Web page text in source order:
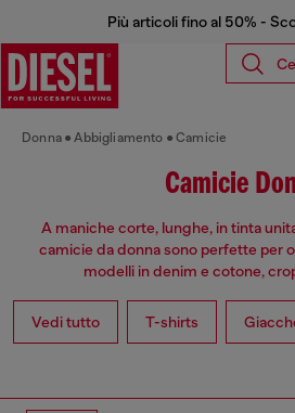
Più articoli fino al 50% -
Donna Abbigliamento Camicie
Camicie
A maniche corte, lunghe, in tinta
camicie da donna sono perfette per
modelli in denim e cotone,
Vedi tutto T-shirts